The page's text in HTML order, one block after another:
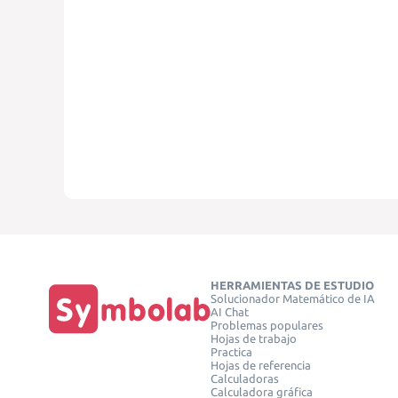
HERRAMIENTAS DE ESTUDIO
Solucionador Matemático de IA
AI Chat
Problemas populares
Hojas de trabajo
Practica
Hojas de referencia
Calculadoras
Calculadora gráfica